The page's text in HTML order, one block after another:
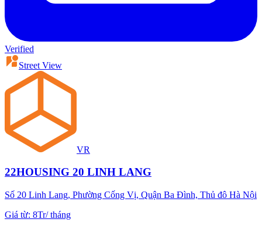
Verified
Street View
VR
22HOUSING 20 LINH LANG
Số 20 Linh Lang, Phường Cống Vị, Quận Ba Đình, Thủ đô Hà Nội
Giá từ: 8Tr/tháng